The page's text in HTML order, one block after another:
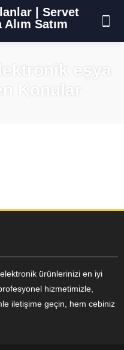
eşya
Konular
elektronik ürünlerinizi en iyi
hizmetimizle,
iletişime geçin, hem cebiniz